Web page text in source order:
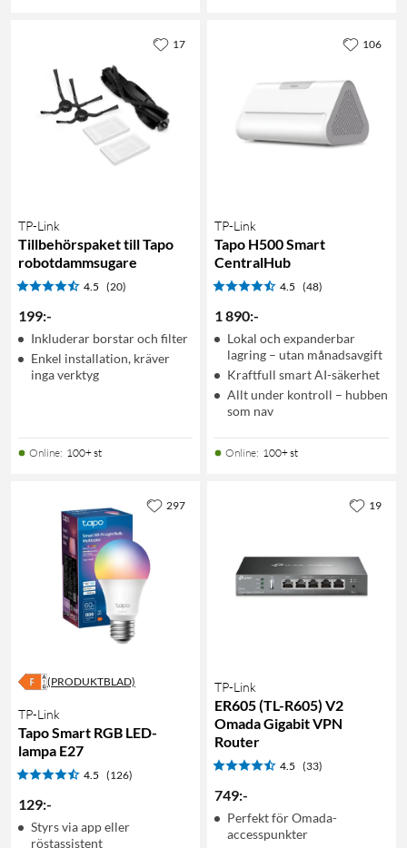
TP-Link
Tillbehörspaket till Tapo
robotdammsugare
4.5 (20)
199:-
Inkluderar borstar och filter
Enkel installation, kräver
inga verktyg
Online: 100+ st
17
TP-Link
Tapo H500 Smart
CentralHub
4.5 (48)
1 890:-
Lokal och expanderbar
lagring – utan månadsavgift
Kraftfull smart AI-säkerhet
Allt under kontroll – hubben
som nav
Online: 100+ st
106
(PRODUKTBLAD)
TP-Link
Tapo Smart RGB LED-
lampa E27
4.5 (126)
129:-
Styrs via app eller
röstassistent
297
TP-Link
ER605 (TL-R605) V2
Omada Gigabit VPN
Router
4.5 (33)
749:-
Perfekt för Omada-
accesspunkter
19